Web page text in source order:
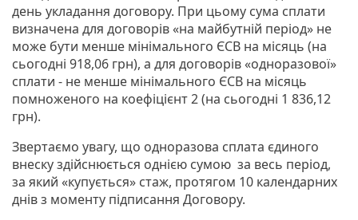
день укладання договору. При цьому сума сплати
визначена для договорів «на майбутній період» не
може бути менше мінімального ЄСВ на місяць (на
сьогодні 918,06 грн), а для договорів «одноразової»
сплати - не менше мінімального ЄСВ на місяць
помноженого на коефіцієнт 2 (на сьогодні 1 836,12
грн).
Звертаємо увагу, що одноразова сплата єдиного
внеску здійснюється однією сумою за весь період,
за який «купується» стаж, протягом 10 календарних
днів з моменту підписання Договору.